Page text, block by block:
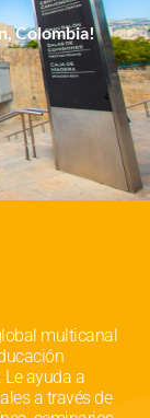
Colombia!
multicanal
ayuda a
a través de